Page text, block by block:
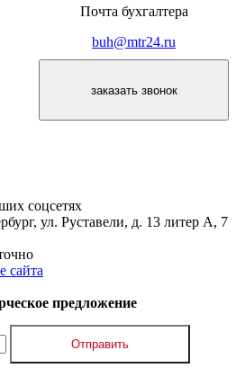
Почта бухгалтера
buh@mtr24.ru
заказать звонок
соцсетях
ул. Руставели, д. 13 литер А, 7
сайта
предложение
Отправить